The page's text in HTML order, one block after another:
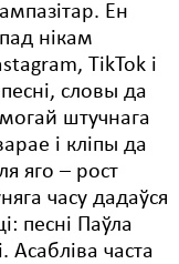
Ен
нікам
TіkTok і
словы да
штучнага
і кліпы да
яго – рост
часу дадаўся
песні Паўла
Асабліва часта